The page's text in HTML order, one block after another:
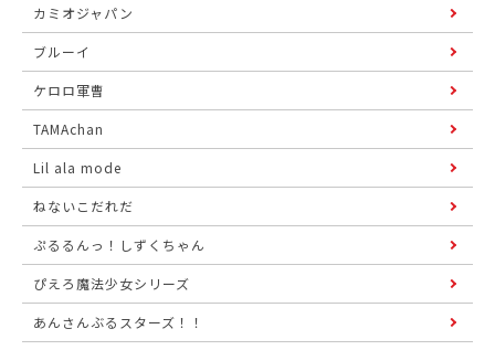
カミオジャパン
ブルーイ
ケロロ軍曹
TAMAchan
Lil ala mode
ねないこだれだ
ぷるるんっ！しずくちゃん
ぴえろ魔法少女シリーズ
あんさんぶるスターズ！！